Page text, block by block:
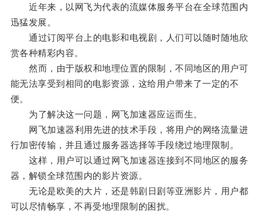
近年来，以网飞为代表的流媒体服务平台在全球范围内
迅猛发展。
通过订阅平台上的电影和电视剧，人们可以随时随地欣
赏各种精彩内容。
然而，由于版权和地理位置的限制，不同地区的用户可
能无法享受到相同的电影资源，这给用户带来了一定的不
便。
为了解决这一问题，网飞加速器应运而生。
网飞加速器利用先进的技术手段，将用户的网络流量进
行加密传输，并且通过服务器选择等手段绕过地理限制。
这样，用户可以通过网飞加速器连接到不同地区的服务
器，解锁全球范围内的影片资源。
无论是欧美的大片，还是韩剧日剧等亚洲影片，用户都
可以尽情畅享，不再受地理限制的困扰。